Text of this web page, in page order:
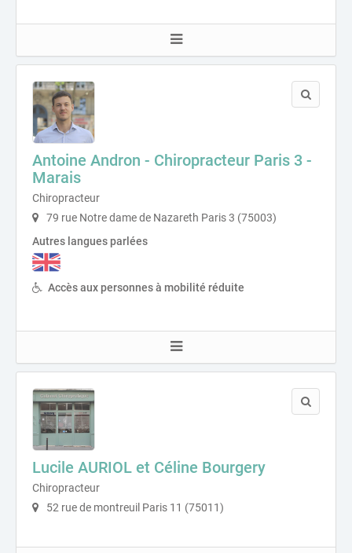
Antoine Andron - Chiropracteur Paris 3 -
Marais
Chiropracteur
79 rue Notre dame de Nazareth Paris 3 (75003)
Autres langues parlées
Accès aux personnes à mobilité réduite
Lucile AURIOL et Céline Bourgery
Chiropracteur
52 rue de montreuil Paris 11 (75011)